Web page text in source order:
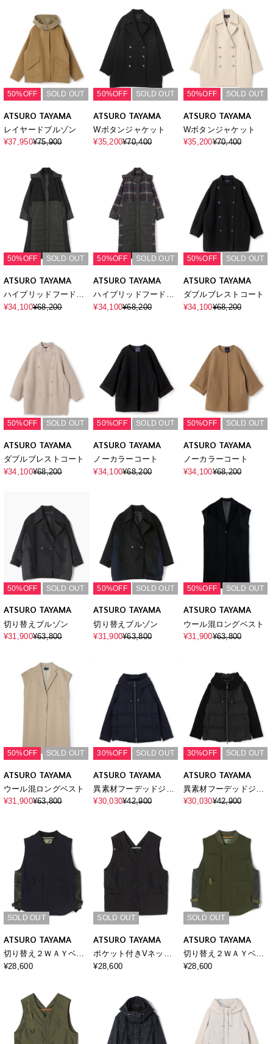
50%OFF SOLD OUT
ATSURO TAYAMA
レイヤードブルゾン
¥37,950¥75,900
50%OFF SOLD OUT
ATSURO TAYAMA
Wボタンジャケット
¥35,200¥70,400
50%OFF SOLD OUT
ATSURO TAYAMA
Wボタンジャケット
¥35,200¥70,400
50%OFF SOLD OUT
ATSURO TAYAMA
ハイブリッドフードロ
ングコート
¥34,100¥68,200
50%OFF SOLD OUT
ATSURO TAYAMA
ハイブリッドフードロ
ングコート
¥34,100¥68,200
50%OFF SOLD OUT
ATSURO TAYAMA
ダブルブレストコート
¥34,100¥68,200
50%OFF SOLD OUT
ATSURO TAYAMA
ダブルブレストコート
¥34,100¥68,200
50%OFF SOLD OUT
ATSURO TAYAMA
ノーカラーコート
¥34,100¥68,200
50%OFF SOLD OUT
ATSURO TAYAMA
ノーカラーコート
¥34,100¥68,200
50%OFF SOLD OUT
ATSURO TAYAMA
切り替えブルゾン
¥31,900¥63,800
50%OFF SOLD OUT
ATSURO TAYAMA
切り替えブルゾン
¥31,900¥63,800
50%OFF SOLD OUT
ATSURO TAYAMA
ウール混ロングベスト
¥31,900¥63,800
50%OFF SOLD OUT
ATSURO TAYAMA
ウール混ロングベスト
¥31,900¥63,800
30%OFF SOLD OUT
ATSURO TAYAMA
異素材フーデッドジッ
プアップダウンジャケ
¥30,030¥42,900
30%OFF SOLD OUT
ATSURO TAYAMA
異素材フーデッドジッ
プアップダウンジャケ
¥30,030¥42,900
SOLD OUT
ATSURO TAYAMA
切り替え２ＷＡＹベス
ト
¥28,600
SOLD OUT
ATSURO TAYAMA
ポケット付きVネック
ベスト
¥28,600
SOLD OUT
ATSURO TAYAMA
切り替え２ＷＡＹベス
ト
¥28,600